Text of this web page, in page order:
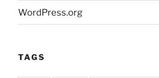
WordPress.org
TAGS